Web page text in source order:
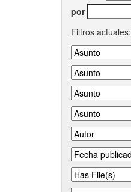
por
Filtros actuales: